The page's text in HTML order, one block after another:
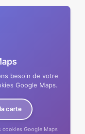
besoin de votre
Google Maps.
carte
cookies Google Maps